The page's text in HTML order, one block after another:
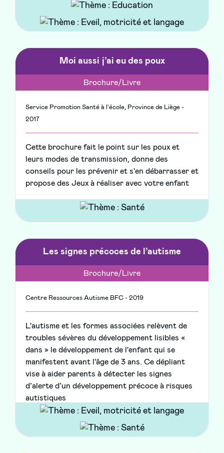
Moi aussi j’ai eu des poux
Brochure/Livre
Service Promotion Santé à l'école, Province de Liège -
2017
Cette brochure fait le point sur les poux et
leurs modes de transmission, donne des
conseils pour les prévenir et s'en débarrasser et
propose des Jeux à réaliser avec votre enfant
Les signes précoces de l’autisme
Brochure/Livre
Centre Ressources Autisme BFC - 2019
L'autisme et les formes associées relèvent de
troubles sévères du développement lisibles «
dans » le développement de l'enfant qui se
manifestent avant l'âge de 3 ans. Ce dépliant
vise à aider parents à détecter les signes
d’alerte d’un développement précoce à risques
autistiques